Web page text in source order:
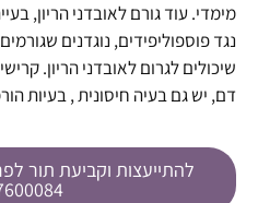
מימדי. עוד גורם לאובדני הריון,
נגד פוספוליפידים, נוגדנים
שיכולים לגרום לאובדני הריון.
דם, יש גם בעיה חיסונית , בעיות